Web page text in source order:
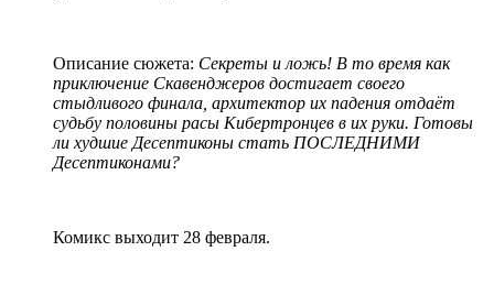
Описание сюжета: Секреты и ложь! В то время как
приключение Скавенджеров достигает своего
стыдливого финала, архитектор их падения отдаёт
судьбу половины расы Кибертронцев в их руки. Готовы
ли худшие Десептиконы стать ПОСЛЕДНИМИ
Десептиконами?
Комикс выходит 28 февраля.